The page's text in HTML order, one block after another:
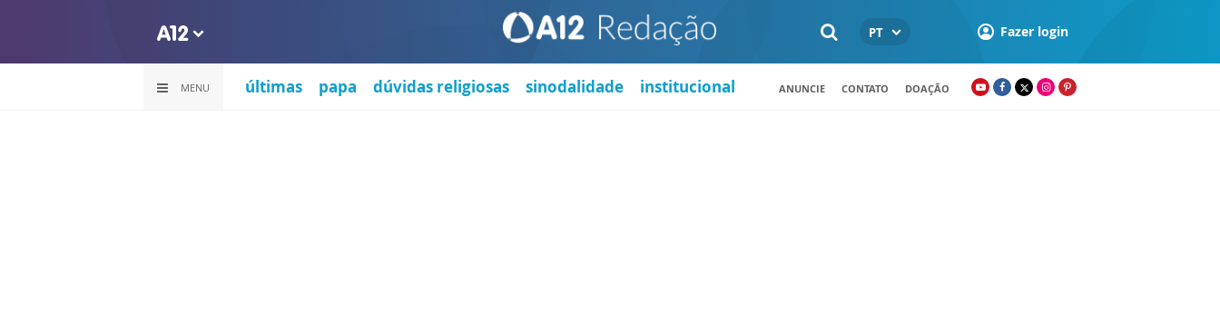
PT Fazer login
MENU últimas papa dúvidas religiosas sinodalidade institucional ANUNCIE CONTATO DOAÇÃO